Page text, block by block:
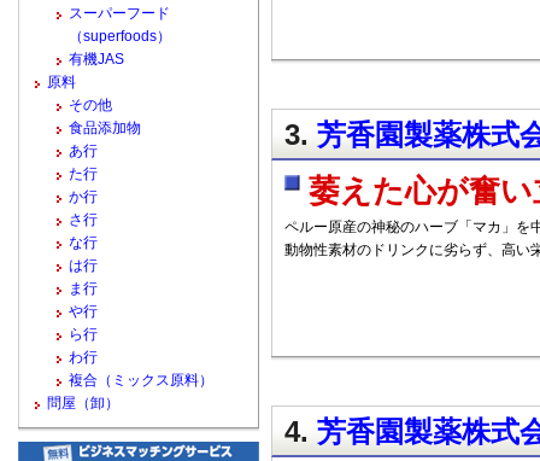
3. 芳香園製薬株式
萎えた心が奮
ペルー原産の神秘のハーブ「マカ」を
動物性素材のドリンクに劣らず、高い
4. 芳香園製薬株式
スーパーフード
（superfoods）
有機JAS
原料
その他
食品添加物
あ行
た行
か行
さ行
な行
は行
ま行
や行
ら行
わ行
複合（ミックス原料）
問屋（卸）